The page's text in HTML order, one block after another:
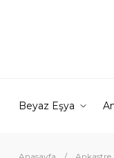
Beyaz Eşya